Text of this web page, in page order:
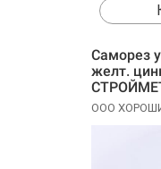
Саморез
желт.
ООО